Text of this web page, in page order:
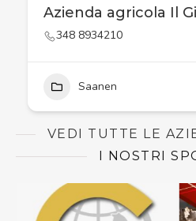
Azienda agricola Il
348 8934210
Saanen
VEDI TUTTE LE
I NOSTRI